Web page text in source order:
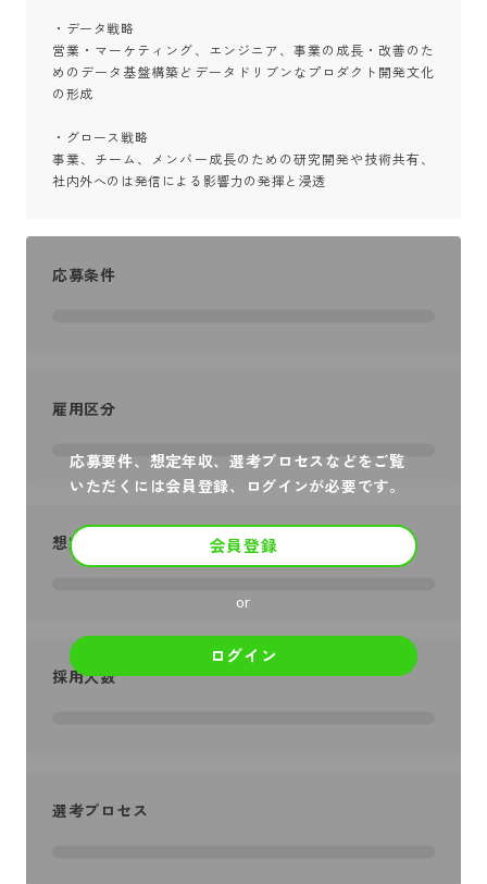
・データ戦略
営業・マーケティング、エンジニア、事業の成長・改善のた
めのデータ基盤構築どデータドリブンなプロダクト開発文化
の形成
・グロース戦略
事業、チーム、メンバー成長のための研究開発や技術共有、
社内外へのは発信による影響力の発揮と浸透
応募要件、想定年収、選考プロセスなどをご覧
いただくには会員登録、ログインが必要です。
会員登録
or
ログイン
応募条件
雇用区分
想定年収
採用人数
選考プロセス